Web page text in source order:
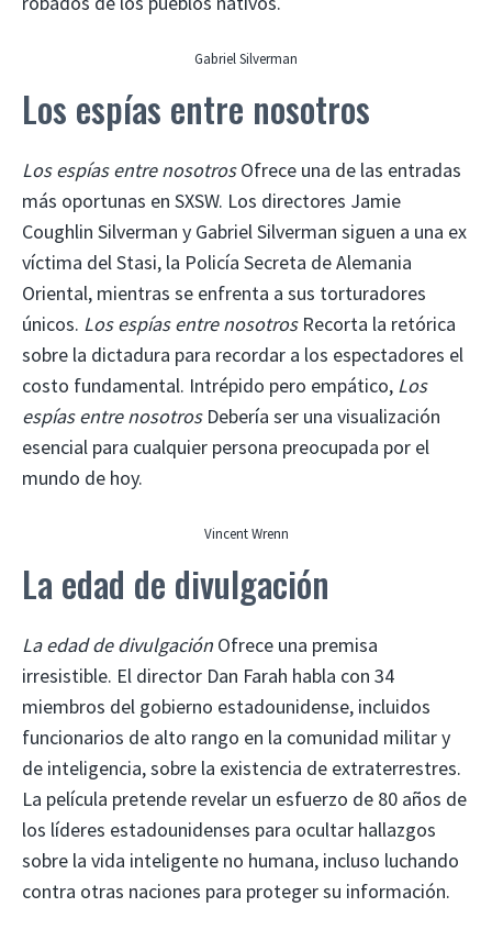
Gabriel Silverman
Los espías entre nosotros
Los espías entre nosotrosOfrece una de las entradas
más oportunas en SXSW. Los directores Jamie
Coughlin Silverman y Gabriel Silverman siguen a una ex
víctima del Stasi, la Policía Secreta de Alemania
Oriental, mientras se enfrenta a sus torturadores
únicos. Los espías entre nosotrosRecorta la retórica
sobre la dictadura para recordar a los espectadores el
costo fundamental. Intrépido pero empático, Los
espías entre nosotrosDebería ser una visualización
esencial para cualquier persona preocupada por el
mundo de hoy.
Vincent Wrenn
La edad de divulgación
La edad de divulgación Ofrece una premisa
irresistible. El director Dan Farah habla con 34
miembros del gobierno estadounidense, incluidos
funcionarios de alto rango en la comunidad militar y
de inteligencia, sobre la existencia de extraterrestres.
La película pretende revelar un esfuerzo de 80 años de
los líderes estadounidenses para ocultar hallazgos
sobre la vida inteligente no humana, incluso luchando
contra otras naciones para proteger su información.